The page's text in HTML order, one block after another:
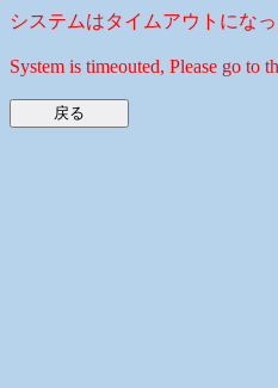
システムはタイムアウトにな
System is timeouted, Please go to